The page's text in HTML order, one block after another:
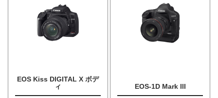
EOS Kiss DIGITAL X ボデ
ィ
EOS-1D Mark III